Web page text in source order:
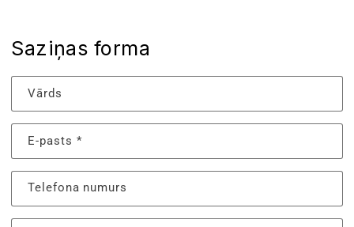
Saziņas forma
Vārds
E-pasts *
Telefona numurs